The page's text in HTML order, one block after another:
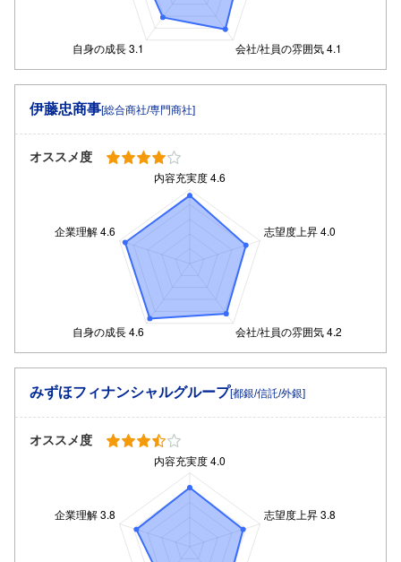
伊藤忠商事[総合商社/専門商社]
オススメ度
みずほフィナンシャルグループ[都銀/信託/外銀]
オススメ度